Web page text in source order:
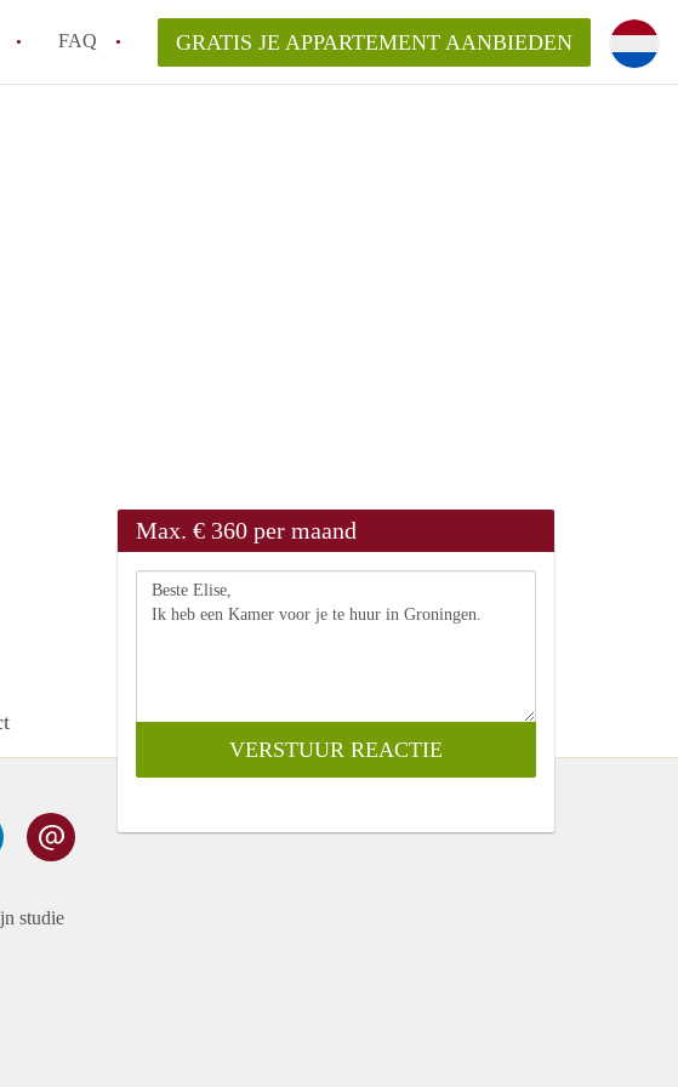
FAQ
Groningen
op een Appartement in Groningen?
van AppartementenGroningen?
GRATIS JE APPARTEMENT AANBIEDEN
Max. € 360 per maand
studie